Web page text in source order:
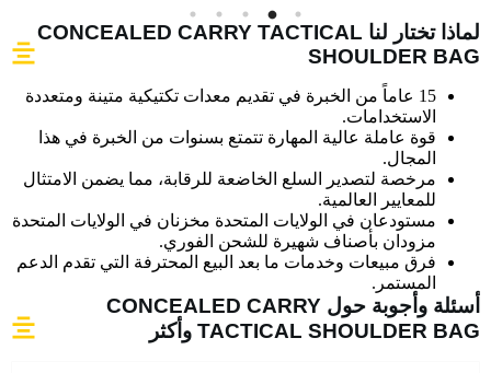
لماذا تختار لنا CONCEALED CARRY TACTICAL
SHOULDER BAG
15 عاماً من الخبرة في تقديم معدات تكتيكية متينة ومتعددة
الاستخدامات.
قوة عاملة عالية المهارة تتمتع بسنوات من الخبرة في هذا
المجال.
مرخصة لتصدير السلع الخاضعة للرقابة، مما يضمن الامتثال
للمعايير العالمية.
مستودعان في الولايات المتحدة مخزنان في الولايات المتحدة
مزودان بأصناف شهيرة للشحن الفوري.
فرق مبيعات وخدمات ما بعد البيع المحترفة التي تقدم الدعم
المستمر.
أسئلة وأجوبة حول CONCEALED CARRY
TACTICAL SHOULDER BAG وأكثر